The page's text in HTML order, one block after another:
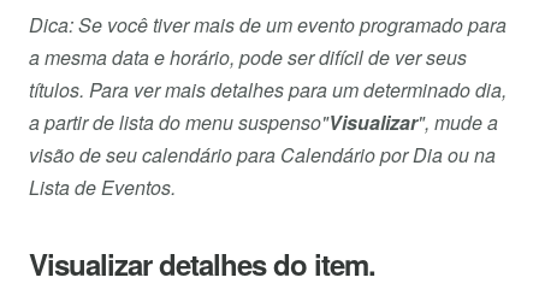
Dica: Se você tiver mais de um evento programado para
a mesma data e horário, pode ser difícil de ver seus
títulos. Para ver mais detalhes para um determinado dia,
a partir de lista do menu suspenso"Visualizar", mude a
visão de seu calendário para Calendário por Dia ou na
Lista de Eventos.
Visualizar detalhes do item.